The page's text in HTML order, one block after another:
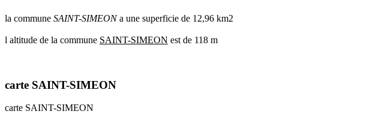
d
oise
communes
communes
la commune SAINT-SIMEONa une superficie de 12,96 km2
l altitude de la commune SAINT-SIMEON est de 118 m
carte SAINT-SIMEON
carte SAINT-SIMEON